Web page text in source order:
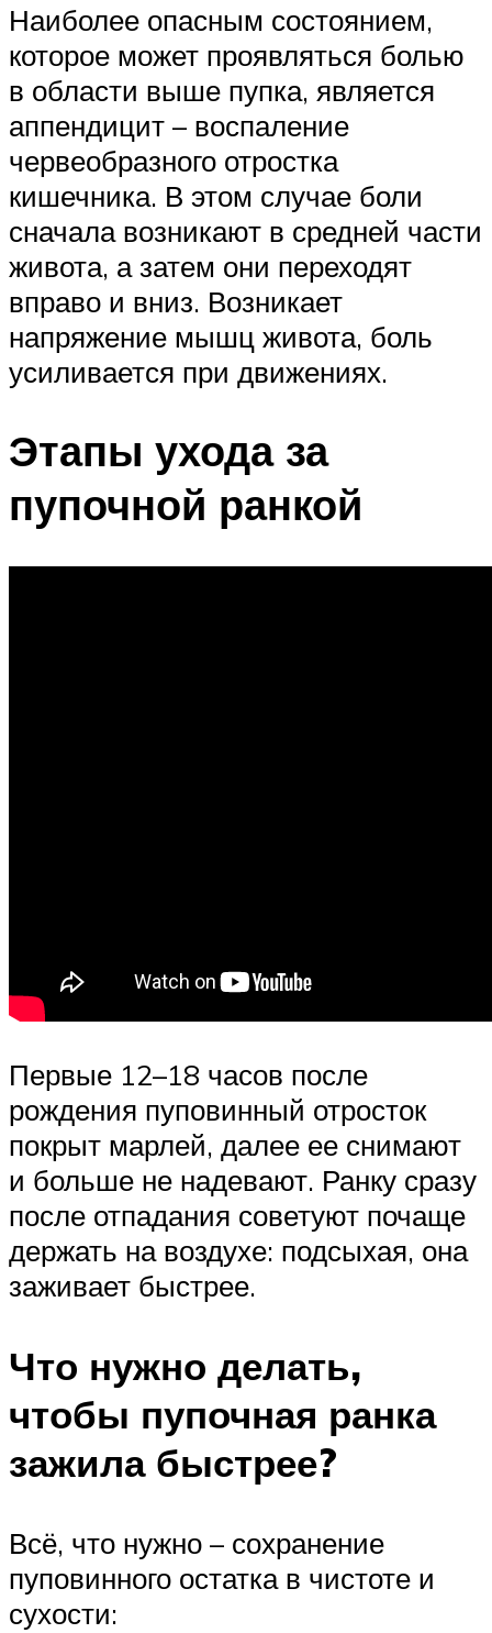
Наиболее опасным состоянием,
которое может проявляться болью
в области выше пупка, является
аппендицит – воспаление
червеобразного отростка
кишечника. В этом случае боли
сначала возникают в средней части
живота, а затем они переходят
вправо и вниз. Возникает
напряжение мышц живота, боль
усиливается при движениях.
Этапы ухода за
пупочной ранкой
Первые 12–18 часов после
рождения пуповинный отросток
покрыт марлей, далее ее снимают
и больше не надевают. Ранку сразу
после отпадания советуют почаще
держать на воздухе: подсыхая, она
заживает быстрее.
Что нужно делать,
чтобы пупочная ранка
зажила быстрее?
Всё, что нужно – сохранение
пуповинного остатка в чистоте и
сухости: